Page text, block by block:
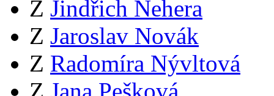
Z Jindřich Nehera
Z Jaroslav Novák
Z Radomíra Nývltová